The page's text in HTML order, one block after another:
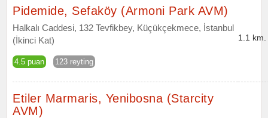
Pidemide, Sefaköy (Armoni Park AVM)
Halkalı Caddesi, 132 Tevfikbey, Küçükçekmece, İstanbul
(İkinci Kat)
4.5 puan 123 reyting
1.1 km.
Etiler Marmaris, Yenibosna (Starcity
AVM)